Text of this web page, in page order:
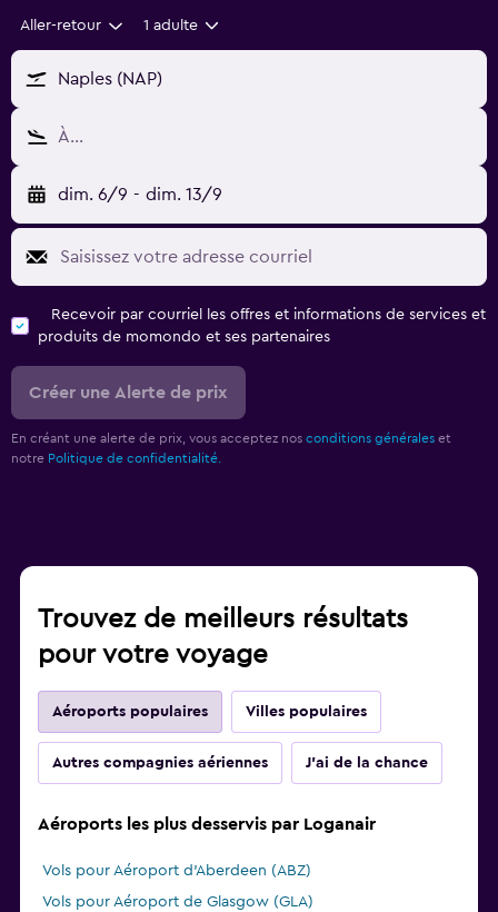
Aller-retour 1 adulte
Naples (NAP)
À…
dim. 6/9 - dim. 13/9
Recevoir par courriel les offres et informations de services et
produits de momondo et ses partenaires
Créer une Alerte de prix
En créant une alerte de prix, vous acceptez nos conditions générales et
notre Politique de confidentialité.
Trouvez de meilleurs résultats
pour votre voyage
Aéroports populaires Villes populaires
Autres compagnies aériennes J'ai de la chance
Aéroports les plus desservis par Loganair
Vols pour Aéroport d'Aberdeen (ABZ)
Vols pour Aéroport de Glasgow (GLA)